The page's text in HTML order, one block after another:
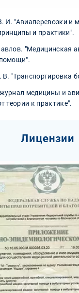
И. "Авиаперевозки и
и практики".
"Медицинская
В. "Транспортировка
медицины и
теории к практике".
Лицензии